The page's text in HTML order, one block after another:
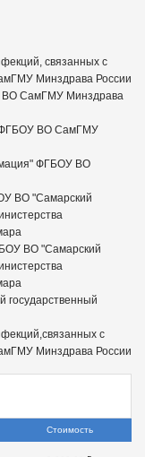
связанных с
Минздрава России
ВО СамГМУ Минздрава
ФГБОУ ВО СамГМУ
ФГБОУ ВО
ВО "Самарский
ВО "Самарский
государственный
с
Минздрава России
Стоимость